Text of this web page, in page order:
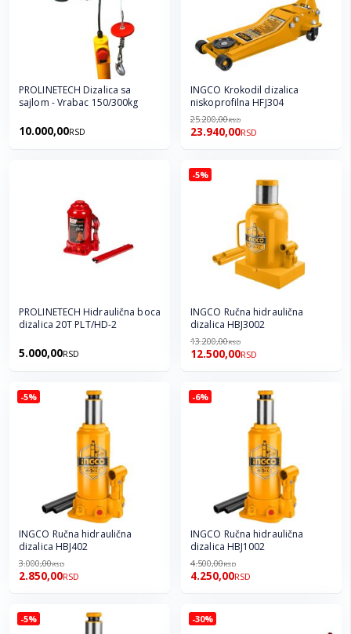
PROLINETECH Dizalica sa
sajlom - Vrabac 150/300kg
10.000,00RSD
INGCO Krokodil dizalica
niskoprofilna HFJ304
25.200,00RSD
23.940,00RSD
PROLINETECH Hidraulična boca
dizalica 20T PLT/HD-2
5.000,00RSD
-5%
INGCO Ručna hidraulična
dizalica HBJ3002
13.200,00RSD
12.500,00RSD
-5%
INGCO Ručna hidraulična
dizalica HBJ402
3.000,00RSD
2.850,00RSD
-6%
INGCO Ručna hidraulična
dizalica HBJ1002
4.500,00RSD
4.250,00RSD
-5% -30%